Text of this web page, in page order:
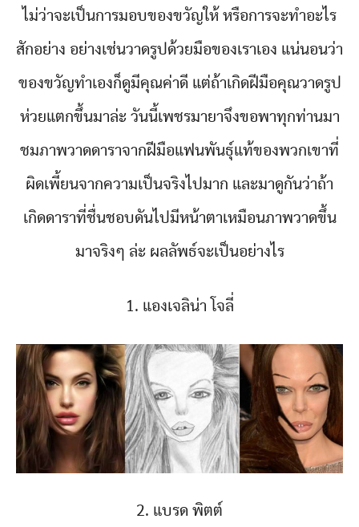
ไม่ว่าจะเป็นการมอบของขวัญให้ หรือการจะทำอะไร
สักอย่าง อย่างเช่นวาดรูปด้วยมือของเราเอง แน่นอนว่า
ของขวัญทำเองก็ดูมีคุณค่าดี แต่ถ้าเกิดฝีมือคุณวาดรูป
ห่วยแตกขึ้นมาล่ะ วันนี้เพชรมายาจึงขอพาทุกท่านมา
ชมภาพวาดดาราจากฝีมือแฟนพันธุ์แท้ของพวกเขาที่
ผิดเพี้ยนจากความเป็นจริงไปมาก และมาดูกันว่าถ้า
เกิดดาราที่ชื่นชอบดันไปมีหน้าตาเหมือนภาพวาดขึ้น
มาจริงๆ ล่ะ ผลลัพธ์จะเป็นอย่างไร
1. แองเจลิน่า โจลี่
2. แบรด พิตต์